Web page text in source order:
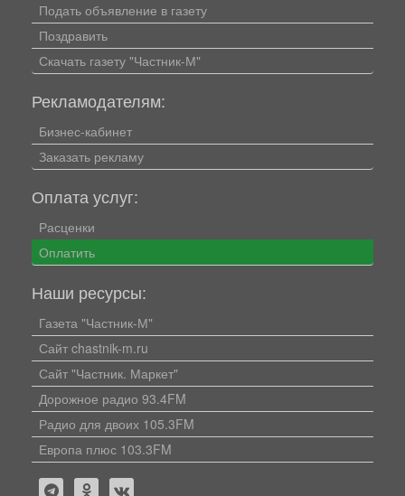
Подать объявление в газету
Поздравить
Скачать газету "Частник-М"
Рекламодателям:
Бизнес-кабинет
Заказать рекламу
Оплата услуг:
Расценки
Оплатить
Наши ресурсы:
Газета "Частник-М"
Сайт chastnik-m.ru
Сайт "Частник. Маркет"
Дорожное радио 93.4FM
Радио для двоих 105.3FM
Европа плюс 103.3FM